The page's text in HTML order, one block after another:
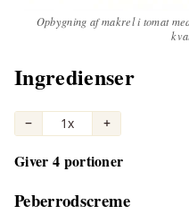
Opbygning af makrel i tomat
Ingredienser
− 1x +
Giver 4 portioner
Peberrodscreme